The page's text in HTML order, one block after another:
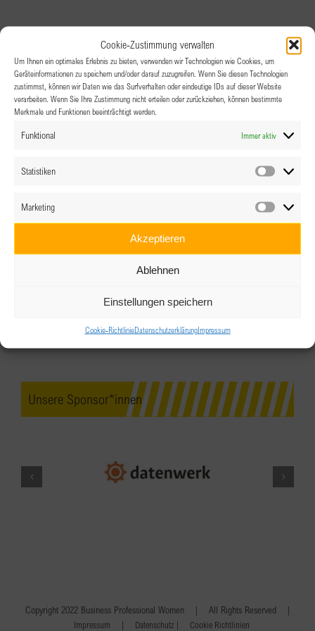
Cookie-Zustimmung verwalten
Um Ihnen ein optimales Erlebnis zu bieten, verwenden wir Technologien wie Cookies, um
Geräteinformationen zu speichern und/oder darauf zuzugreifen. Wenn Sie diesen Technologien
zustimmst, können wir Daten wie das Surfverhalten oder eindeutige IDs auf dieser Website
verarbeiten. Wenn Sie Ihre Zustimmung nicht erteilen oder zurückziehen, können bestimmte
Merkmale und Funktionen beeinträchtigt werden.
Funktional Immer aktiv
Statistiken
Marketing
Akzeptieren
Ablehnen
Einstellungen speichern
Cookie-RichtlinieDatenschutzerklärungImpressum
Unsere Sponsor*innen
Copyright 2022 Business Professional Women | All Rights Reserved |
Impressum | Datenschutz | Cookie Richtlinien